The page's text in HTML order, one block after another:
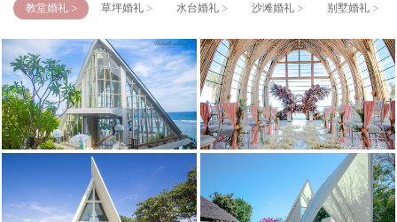
教堂婚礼 > 草坪婚礼 > 水台婚礼 > 沙滩婚礼 > 别墅婚礼 >